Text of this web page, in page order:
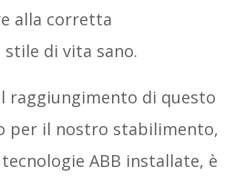
alla corretta
di vita sano.
raggiungimento di questo
per il nostro stabilimento,
ABB installate, è